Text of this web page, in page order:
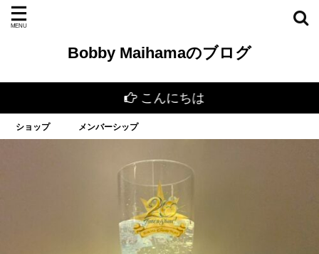
Bobby Maihamaのブログ
こんにちは
ショップ メンバーシップ